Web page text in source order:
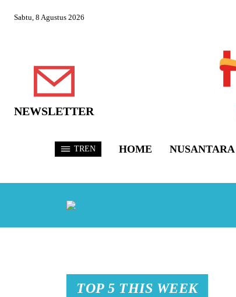
Sabtu, 8 Agustus 2026
NEWSLETTER
TREN HOME NUSANTARA
TOP 5 THIS WEEK